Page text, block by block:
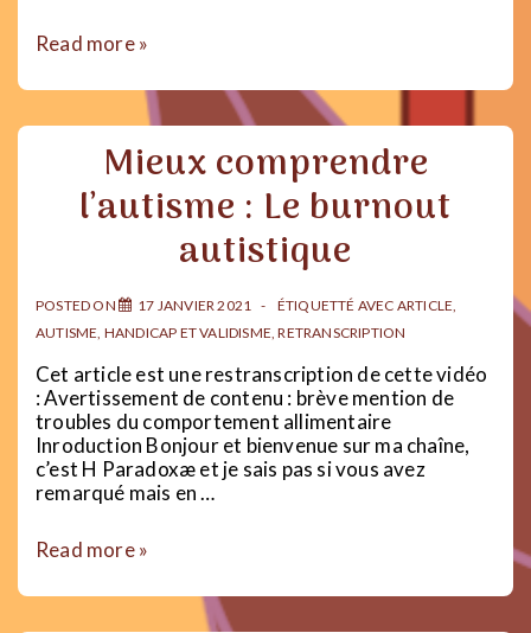
Se
d’un
Read more »
Mieux comprendre
l’autisme : Le burnout
autistique
POSTED ON 17 JANVIER 2021 ÉTIQUETTÉ AVEC ARTICLE,
AUTISME, HANDICAP ET VALIDISME,RETRANSCRIPTION
Cet article est une restranscription de cette vidéo
: Avertissement de contenu : brève mention de
troubles du comportement allimentaire
Inroduction Bonjour et bienvenue sur ma chaîne,
c’est H Paradoxæ et je sais pas si vous avez
remarqué mais en …
Mieux
l’autisme
Read more »